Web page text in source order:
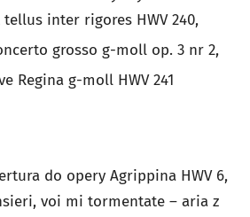
tellus inter rigores HWV 240,
grosso g-moll op. 3 nr 2,
Regina g-moll HWV 241
do opery Agrippina HWV 6,
voi mi tormentate – aria z